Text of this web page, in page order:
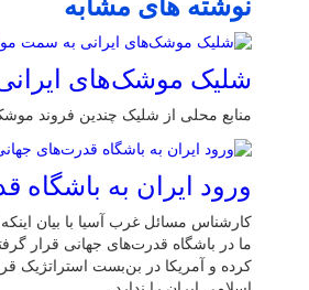
نوشته های مشابه
شلیک موشک‌های
منابع محلی از شلیک چندین فروند
ورود ایران به باشگاه
کارشناس مسائل غرب آسیا با بیان
ما در باشگاه قدرت‌های جهانی قرار